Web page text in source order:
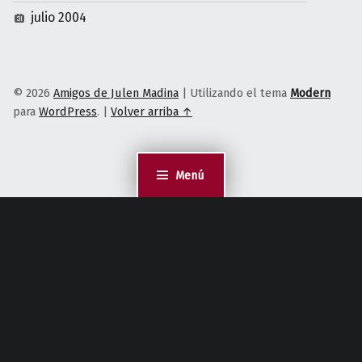
Menú
julio 2004
© 2026 Amigos de Julen Madina | Utilizando el tema Modern
para WordPress. | Volver arriba ↑